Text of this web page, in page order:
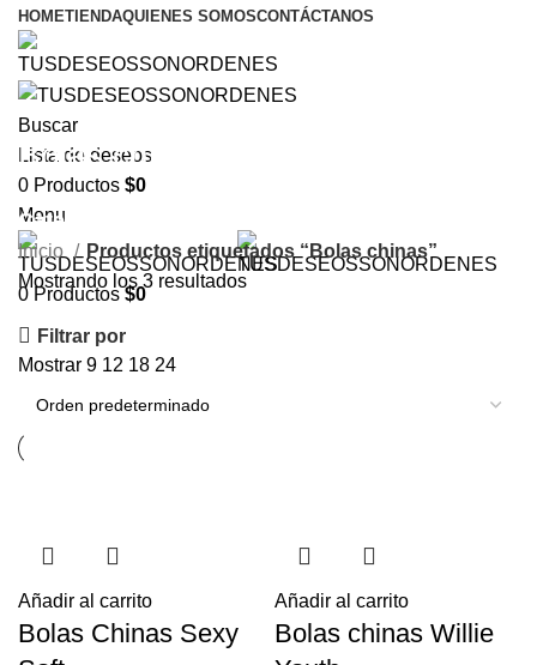
HOMETIENDAQUIENES SOMOSCONTÁCTANOS
Buscar
Lista de deseos
0 Productos $0
Menu
0Productos $0
Bolas chinas
Categorías
Inicio
Productos etiquetados “Bolas chinas”
Mostrando los 3 resultados
Filtrar por
Mostrar 9 12 18 24
Añadir al carrito
Bolas Chinas Sexy
Añadir al carrito
Bolas chinas Willie